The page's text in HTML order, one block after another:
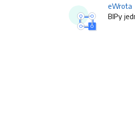
eWrota
BIPy